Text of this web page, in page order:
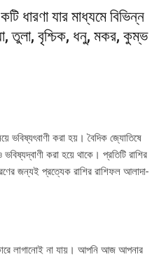
ধারণা যার মাধ্যমে বিভিন্ন
তুলা, বৃশ্চিক, ধনু, মকর, কুম্ভ
ভবিষ্যৎবাণী করা হয়। বৈদিক জ্যোতিষে
করা হয়ে থাকে। প্রতিটি রাশির
জন্যই প্রত্যেক রাশির রাশিফল আলাদা-
লাগানোই না যায়। আপনি আজ আপনার